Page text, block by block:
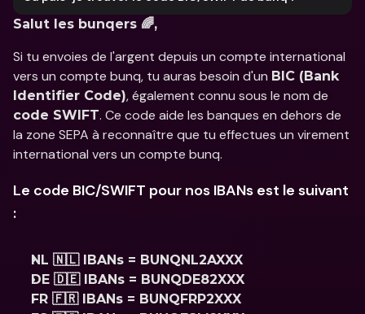
Salut les bunqers 🌈,
Si tu envoies de l'argent depuis un compte international
vers un compte bunq, tu auras besoin d'un BIC (Bank
Identifier Code)
code SWIFT. Ce code aide les banques en dehors de
la zone SEPA à reconnaître que tu effectues un virement
international vers un compte bunq.
Le code BIC/SWIFT pour nos IBANs est le suivant
:
NL 🇳🇱 IBANs = BUNQNL2AXXX
DE 🇩🇪 IBANs = BUNQDE82XXX
FR 🇫🇷 IBANs = BUNQFRP2XXX